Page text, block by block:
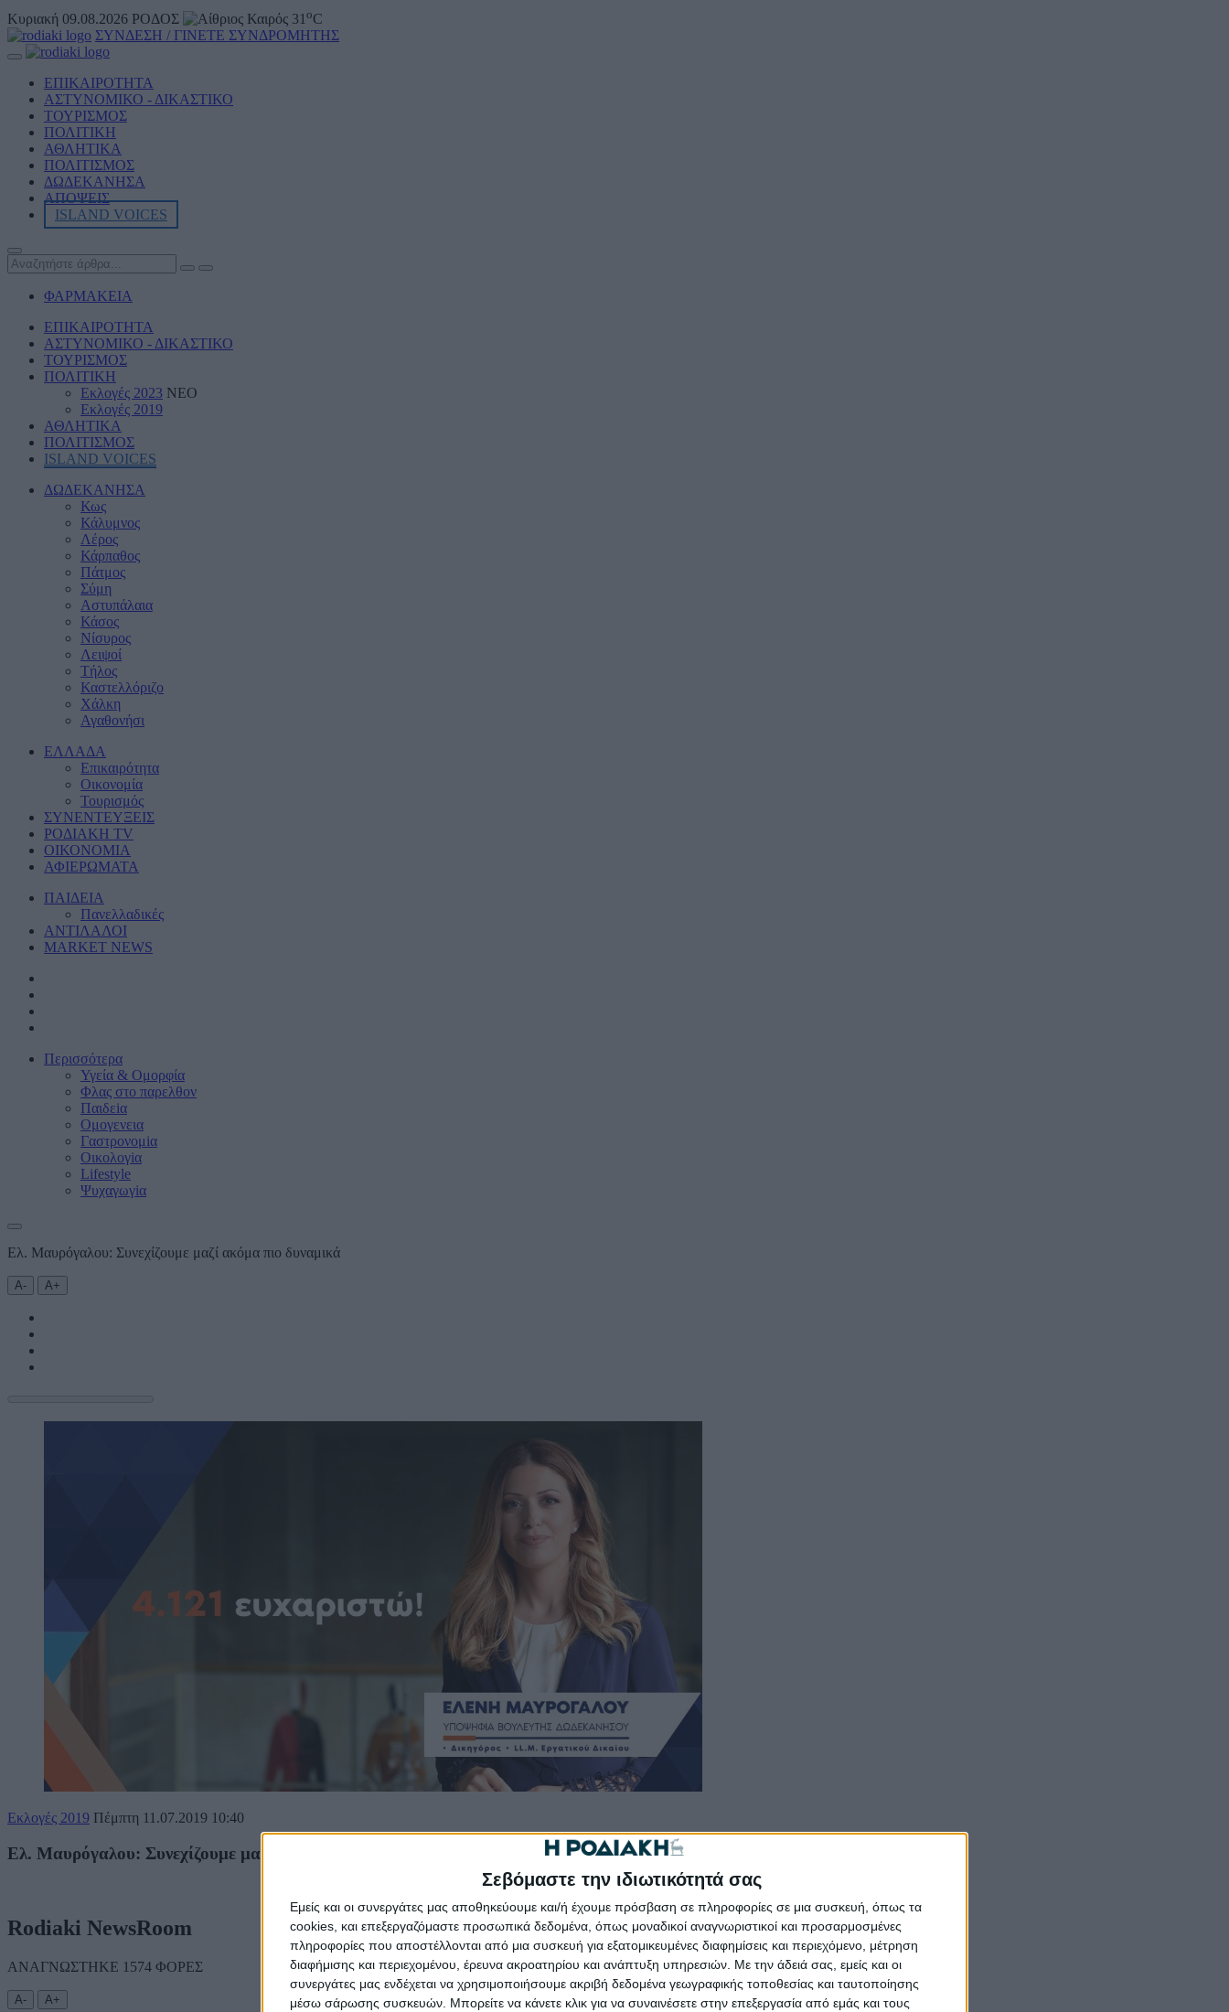
Σεβόμαστε την ιδιωτικότητά σας
Εμείς και οι συνεργάτες μας αποθηκεύουμε και/ή έχουμε πρόσβαση σε πληροφορίες σε μια συσκευή, όπως τα
cookies, και επεξεργαζόμαστε προσωπικά δεδομένα, όπως μοναδικοί αναγνωριστικοί και προσαρμοσμένες
πληροφορίες που αποστέλλονται από μια συσκευή για εξατομικευμένες διαφημίσεις και περιεχόμενο, μέτρηση
διαφήμισης και περιεχομένου, έρευνα ακροατηρίου και ανάπτυξη υπηρεσιών. Με την άδειά σας, εμείς και οι
συνεργάτες μας ενδέχεται να χρησιμοποιήσουμε ακριβή δεδομένα γεωγραφικής τοποθεσίας και ταυτοποίησης
μέσω σάρωσης συσκευών. Μπορείτε να κάνετε κλικ για να συναινέσετε στην επεξεργασία από εμάς και τους
Κυριακή 09.08.2026 ΡΟΔΟΣ 31 oC
ΣΥΝΔΕΣΗ / ΓΙΝΕΤΕ ΣΥΝΔΡΟΜΗΤΗΣ
ΕΠΙΚΑΙΡΟΤΗΤΑ
ΑΣΤΥΝΟΜΙΚΟ - ΔΙΚΑΣΤΙΚΟ
ΤΟΥΡΙΣΜΟΣ
ΠΟΛΙΤΙΚΗ
ΑΘΛΗΤΙKA
ΠΟΛΙΤΙΣΜΟΣ
ΔΩΔΕΚΑΝΗΣΑ
ΑΠΟΨΕΙΣ
ISLAND VOICES
ΦΑΡΜΑΚΕΙΑ
ΕΠΙΚΑΙΡΟΤΗΤΑ
ΑΣΤΥΝΟΜΙΚΟ - ΔΙΚΑΣΤΙΚΟ
ΤΟΥΡΙΣΜΟΣ
ΠΟΛΙΤΙΚΗ
Εκλογές 2023 ΝΕΟ
Εκλογές 2019
ΑΘΛΗΤΙΚΑ
ΠΟΛΙΤΙΣΜΟΣ
ISLAND VOICES
ΔΩΔΕΚΑΝΗΣΑ
Κως
Κάλυμνος
Λέρος
Κάρπαθος
Πάτμος
Σύμη
Αστυπάλαια
Κάσος
Νίσυρος
Λειψοί
Τήλος
Καστελλόριζο
Χάλκη
Αγαθονήσι
ΕΛΛΑΔΑ
Eπικαιρότητα
Οικονομία
Τουρισμός
ΣΥΝΕΝΤΕΥΞΕΙΣ
ΡΟΔΙΑΚΗ TV
ΟΙΚΟΝΟΜΙΑ
ΑΦΙΕΡΩΜΑΤΑ
ΠΑΙΔΕΙΑ
Πανελλαδικές
ΑΝΤΙΛΑΛΟΙ
MARKET NEWS
Περισσότερα
Υγεία & Oμορφία
Φλας στο παρελθον
Παιδεiα
Ομογενεια
Γαστρονομiα
Οικολογiα
Lifestyle
Ψυχαγωγiα
Ελ. Μαυρόγαλου: Συνεχίζουμε μαζί ακόμα πιο δυναμικά
Α- Α+
Εκλογές 2019 Πέμπτη 11.07.2019 10:40
Ελ. Μαυρόγαλου: Συνεχίζουμε μαζί ακόμα πιο δυναμικά
Rodiaki NewsRoom
ΑΝΑΓΝΩΣΤΗΚΕ 1574 ΦΟΡΕΣ
Α- Α+